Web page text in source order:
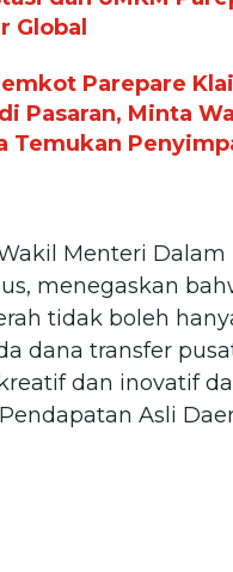
Global
Parepare
Pasaran, Minta
Temukan
Menteri Dalam
menegaskan
tidak boleh
dana transfer
dan inovatif
Asli